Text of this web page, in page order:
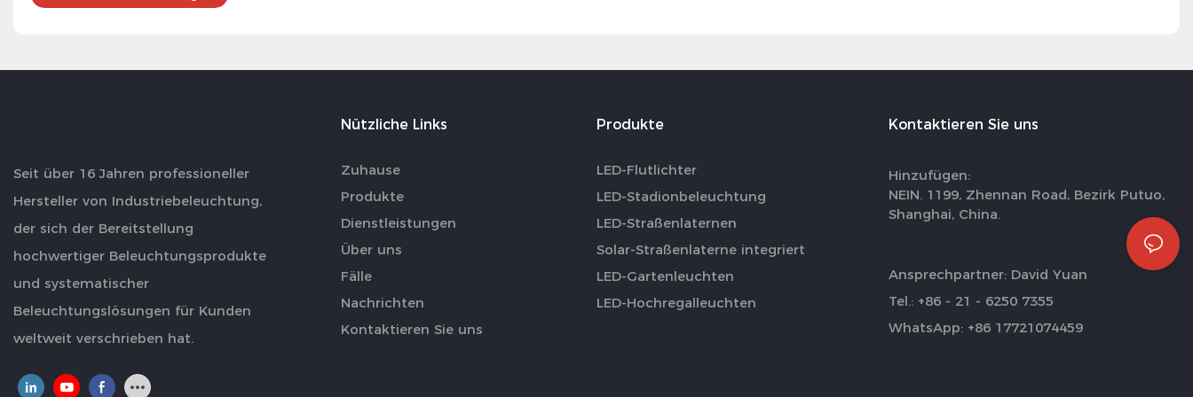
Seit über 16 Jahren professioneller
Hersteller von Industriebeleuchtung,
der sich der Bereitstellung
hochwertiger Beleuchtungsprodukte
und systematischer
Beleuchtungslösungen für Kunden
weltweit verschrieben hat.
Nützliche Links
Zuhause
Produkte
Dienstleistungen
Über uns
Fälle
Nachrichten
Kontaktieren Sie uns
Produkte
LED-Flutlichter
LED-Stadionbeleuchtung
LED-Straßenlaternen
Solar-Straßenlaterne integriert
LED-Gartenleuchten
LED-Hochregalleuchten
Kontaktieren Sie uns
Hinzufügen:
NEIN. 1199, Zhennan Road, Bezirk Putuo,
Shanghai, China.
Ansprechpartner: David Yuan
Tel.: +86 - 21 - 6250 7355
WhatsApp: +86 17721074459